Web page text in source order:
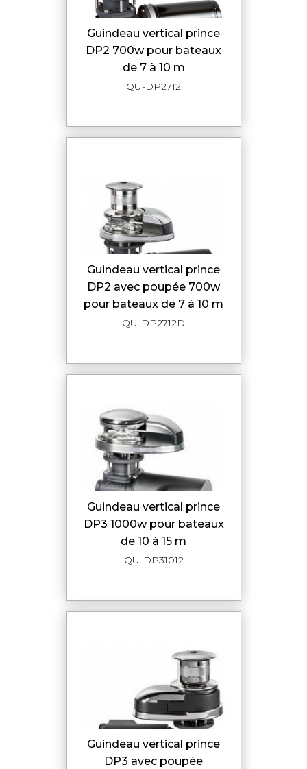
guindeau vertical prince
DP2 700w pour bateaux
de 7 à 10 m
QU-DP2712
guindeau vertical prince
DP2 avec poupée 700w
pour bateaux de 7 à 10 m
QU-DP2712D
guindeau vertical prince
DP3 1000w pour bateaux
de 10 à 15 m
QU-DP31012
guindeau vertical prince
DP3 avec poupée